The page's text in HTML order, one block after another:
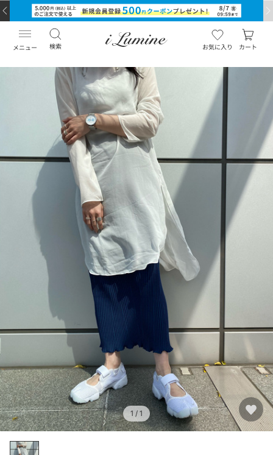
メニュー 検索 お気に入り カート
1 / 1